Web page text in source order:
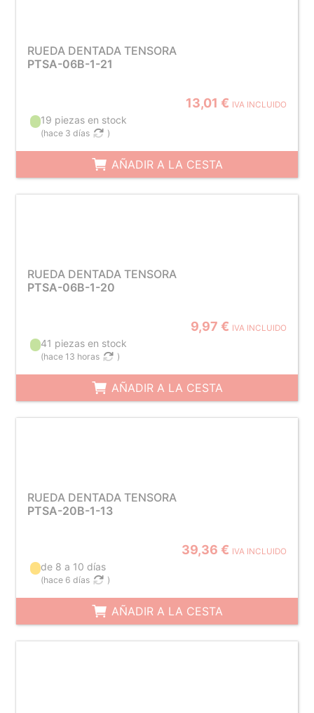
RUEDA DENTADA TENSORA
PTSA-06B-1-21
13,01 € IVA INCLUIDO
19 piezas en stock
(hace 3 días )
AÑADIR A LA CESTA
RUEDA DENTADA TENSORA
PTSA-06B-1-20
9,97 € IVA INCLUIDO
41 piezas en stock
(hace 13 horas )
AÑADIR A LA CESTA
RUEDA DENTADA TENSORA
PTSA-20B-1-13
39,36 € IVA INCLUIDO
de 8 a 10 días
(hace 6 días )
AÑADIR A LA CESTA